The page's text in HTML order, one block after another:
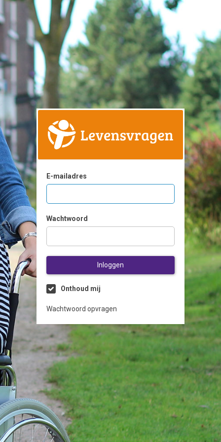
E-mailadres
Wachtwoord
Inloggen
Onthoud mij
Wachtwoord opvragen